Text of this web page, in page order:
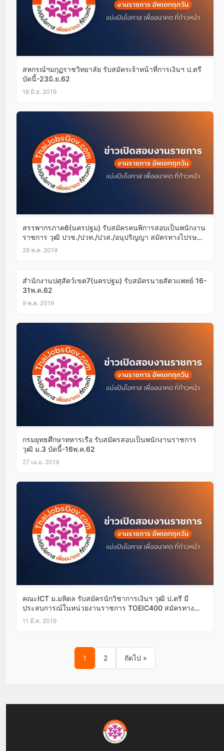
สหกรณ์ฯมกุฏราชวิทยาลัย รับสมัครเจ้าหน้าที่การเงินฯ ป.ตรี
บัดนี้-23มิ.ย.62
18 มิ.ย. 2019
สรรพากรภาค6(นครปฐม) รับสมัครคนพิการสอบเป็นพนักงาน
ราชการ วุฒิ ปวช./ปวท./ปวส./อนุปริญญา สมัครทางไปรษณีย์
28พ.ค.-24มิ.ย.62
28 พ.ค. 2019
สำนักงานปศุสัตว์เขต7(นครปฐม) รับสมัครนายสัตวแพทย์ 16-
31พ.ค.62
9 พ.ค. 2019
กรมยุทธศึกษาทหารเรือ รับสมัครสอบเป็นพนักงานราชการ
วุฒิ ม.3 บัดนี้-16พ.ค.62
27 เม.ย. 2019
คณะICT ม.มหิดล รับสมัครนักวิชาการเงินฯ วุฒิ ป.ตรี มี
ประสบการณ์ในหน่วยงานราชการ TOEIC400 สมัครทาง
อีเมล์/ทางไปรษณีย์ บัดนี้-15มี.ค.62
11 มี.ค. 2019
Posts pagination
1 2 ถัดไป »